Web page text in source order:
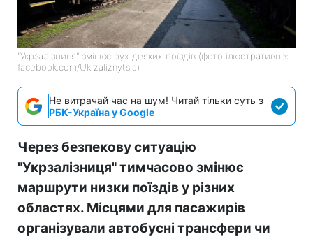
"Укрзалізниця" змінює рух деяких поїздів (фото ілюстративне:
facebook.com/Ukrzaliznytsia)
Не витрачай час на шум! Читай тільки суть з
РБК-Україна у Google
Через безпекову ситуацію
"Укрзалізниця" тимчасово змінює
маршрути низки поїздів у різних
областях. Місцями для пасажирів
організували автобусні трансфери чи